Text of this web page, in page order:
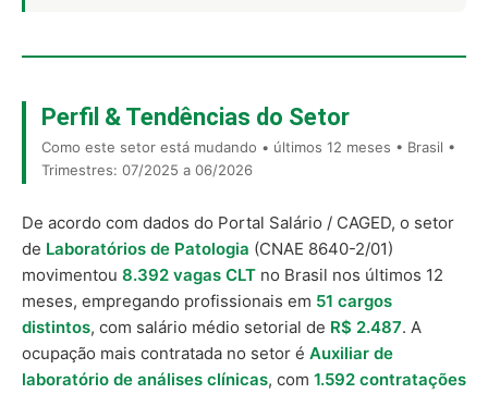
Perfil & Tendências do Setor
Como este setor está mudando • últimos 12 meses • Brasil •
Trimestres: 07/2025 a 06/2026
De acordo com dados do Portal Salário / CAGED, o setor
de Laboratórios de Patologia (CNAE 8640-2/01)
movimentou 8.392 vagas CLT no Brasil nos últimos 12
meses, empregando profissionais em 51 cargos
distintos, com salário médio setorial de R$ 2.487. A
ocupação mais contratada no setor é Auxiliar de
laboratório de análises clínicas, com 1.592 contratações